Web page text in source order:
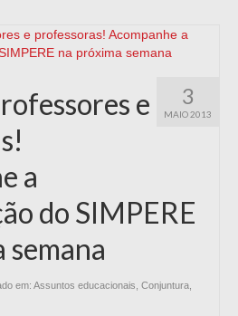
3
MAIO 2013
e
a
do SIMPERE
semana
em: Assuntos educacionais Conjuntura